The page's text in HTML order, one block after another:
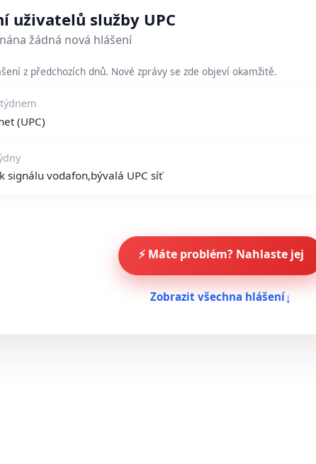
uživatelů služby UPC
žádná nová hlášení
z předchozích dnů. Nové zprávy se zde objeví okamžitě.
(UPC)
signálu vodafon,bývalá UPC síť
⚡ Máte problém? Nahlaste jej
Zobrazit všechna hlášení↓